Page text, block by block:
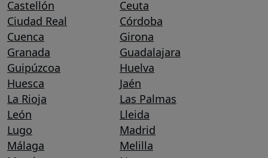
Castellón
Ceuta
Ciudad Real
Córdoba
Cuenca
Girona
Granada
Guadalajara
Guipúzcoa
Huelva
Huesca
Jaén
La Rioja
Las Palmas
León
Lleida
Lugo
Madrid
Málaga
Melilla